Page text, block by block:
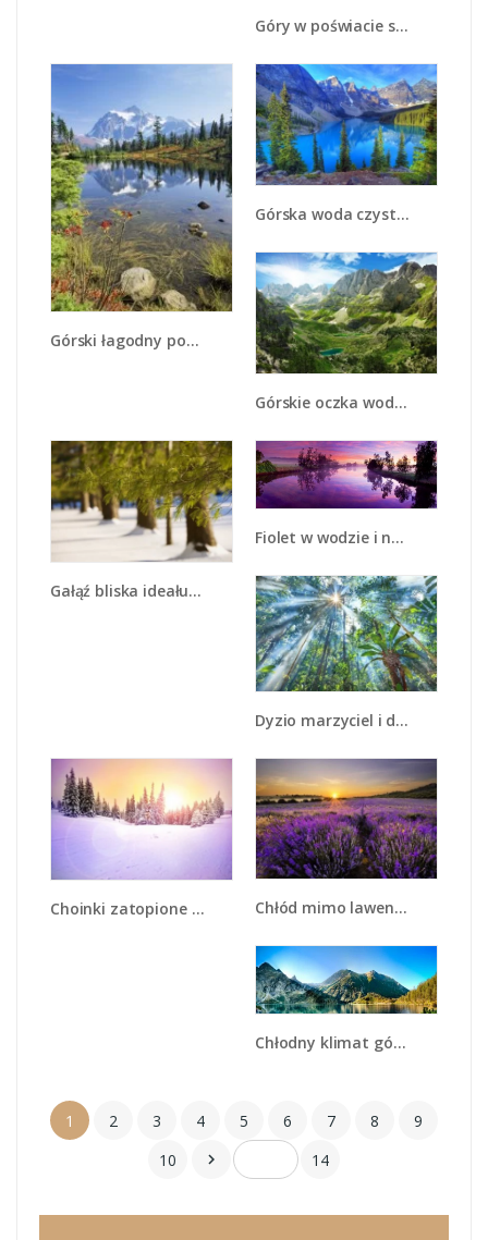
Góry w poświacie słońca - KN502
Górski łagodny potok - KN386
Górska woda czysta jak niebo - KN840
Górskie oczka wodne - KN1097
Gałąź bliska ideału - KN318
Fiolet w wodzie i na niebie - KN1046
Dyzio marzyciel i drzewa - KN1189A
Choinki zatopione w śniegu - KN940 Chłód mimo lawendy - KN1242A
Chłodny klimat górski - KN844
1 2 3 4 5 6 7 8
9
10
 14